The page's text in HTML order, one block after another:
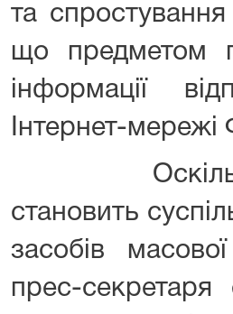
та спростування
що предметом
інформації
Інтернет-
Оскільки
становить
засобів
прес-